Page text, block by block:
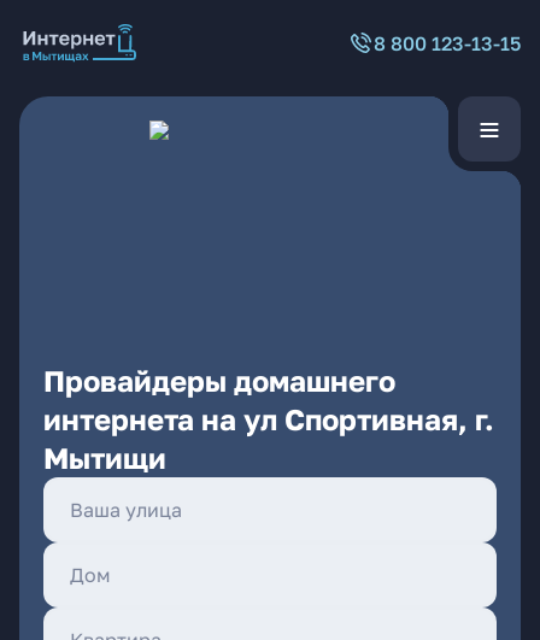
8 800 123-13-15
Провайдеры домашнего
интернета на ул Спортивная, г.
Мытищи